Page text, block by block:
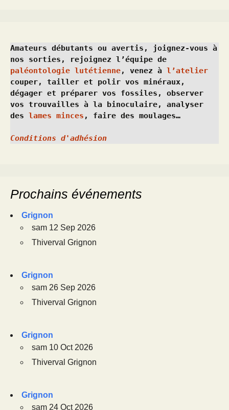
Amateurs débutants ou avertis, joignez-vous à
paléontologie lutétienne, venez à l’atelier
couper, tailler et polir vos minéraux,
dégager et préparer vos fossiles, observer
vos trouvailles à la binoculaire, analyser
des lames minces , faire des moulages…
Conditions d'adhésion
Prochains événements
Grignon
sam 12 Sep 2026
Thiverval Grignon
Grignon
sam 26 Sep 2026
Thiverval Grignon
Grignon
sam 10 Oct 2026
Thiverval Grignon
Grignon
sam 24 Oct 2026